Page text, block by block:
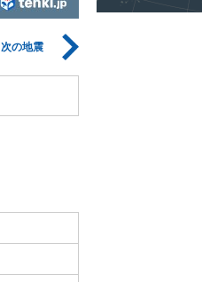
次の地震